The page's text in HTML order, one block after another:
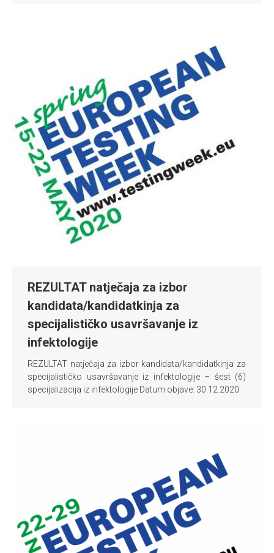
REZULTAT natječaja za izbor
kandidata/kandidatkinja za
specijalističko usavršavanje iz
infektologije
REZULTAT natječaja za izbor kandidata/kandidatkinja za
specijalističko usavršavanje iz infektologije – šest (6)
specijalizacija iz infektologije Datum objave: 30.12.2020.